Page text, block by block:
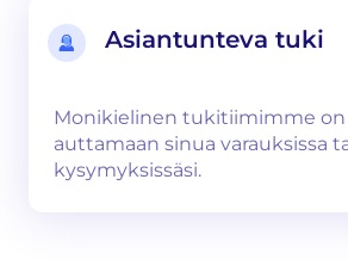
Asiantunteva tuki
Monikielinen tukitiimimme on
auttamaan sinua varauksissa
kysymyksissäsi.